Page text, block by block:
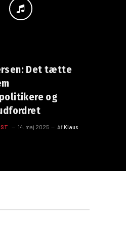
Det tætte
og
14. maj 2025 AfKlaus